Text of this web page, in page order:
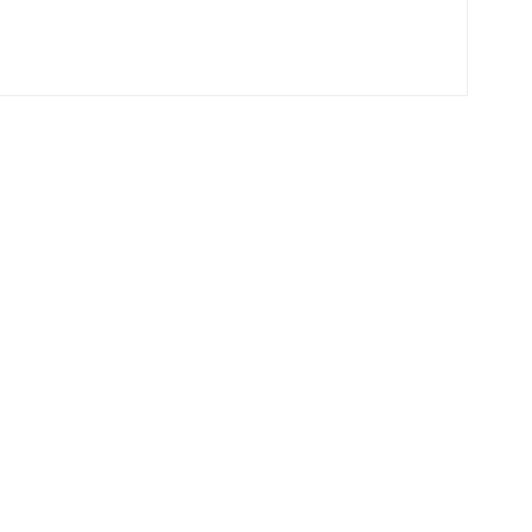
FFU. Это позволяет регулировать
его высоту. Это также устраняет
экономя пространство для установки. FFU